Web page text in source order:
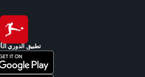
تطبيق الدوري